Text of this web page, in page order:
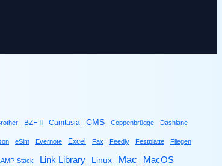
BZF II Camtasia CMS Coppenbrügge Dashlane
eSim Evernote Excel Fax Feedly Festplatte Fliegen
Stack Link Library Linux Mac MacOS